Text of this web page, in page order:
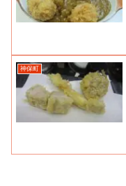
神保町